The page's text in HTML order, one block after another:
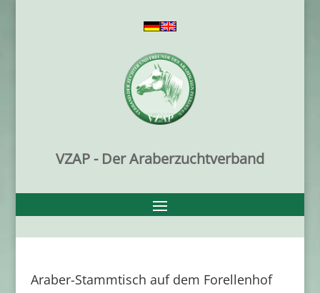
VZAP - Der Araberzuchtverband
Araber-Stammtisch auf dem Forellenhof